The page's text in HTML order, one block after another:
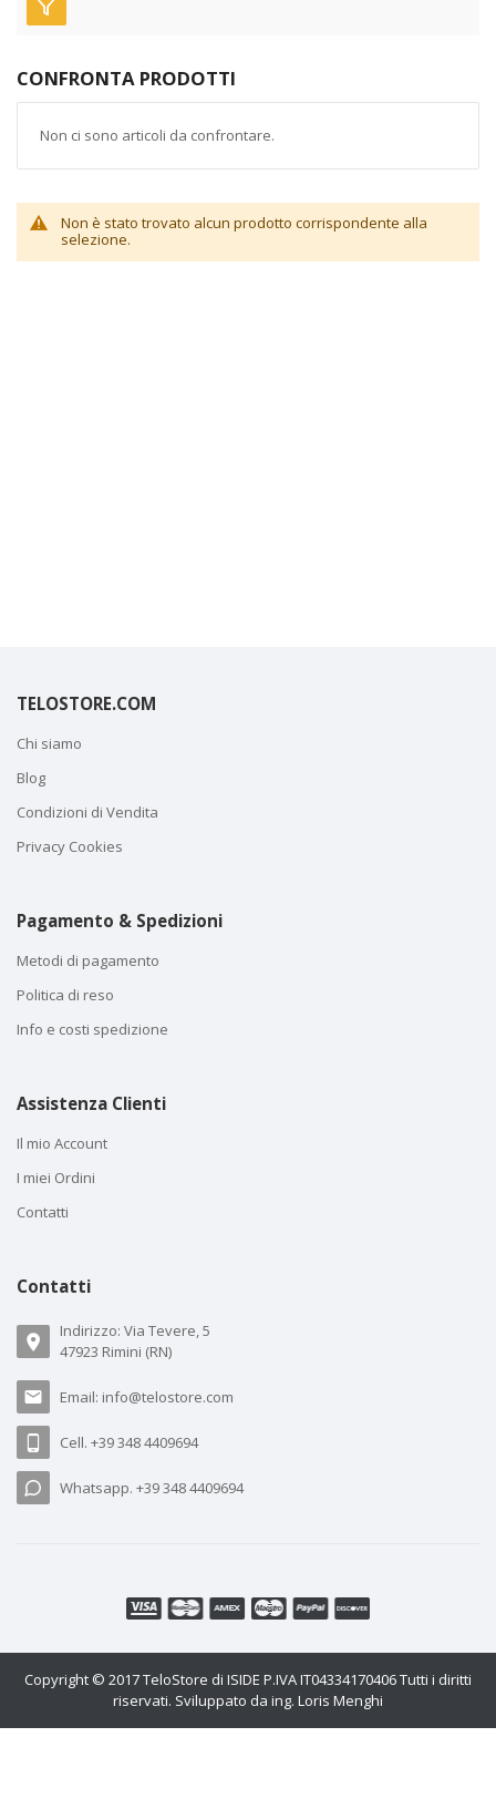
CONFRONTA PRODOTTI
Non ci sono articoli da confrontare.
Non è stato trovato alcun prodotto corrispondente alla
selezione.
TELOSTORE.COM
Chi siamo
Blog
Condizioni di Vendita
Privacy Cookies
Pagamento & Spedizioni
Metodi di pagamento
Politica di reso
Info e costi spedizione
Assistenza Clienti
Il mio Account
I miei Ordini
Contatti
Contatti
Indirizzo: Via Tevere, 5
47923 Rimini (RN)
Email: info@telostore.com
Cell. +39 348 4409694
Whatsapp. +39 348 4409694
Copyright © 2017 TeloStore di ISIDE P.IVA IT04334170406 Tutti i diritti
riservati. Sviluppato da ing. Loris Menghi